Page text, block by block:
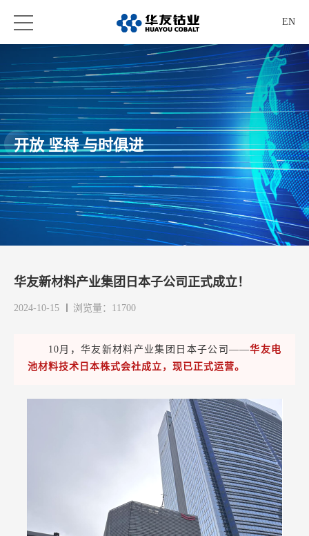
EN
开放 坚持 与时俱进
华友新材料产业集团日本子公司正式成立！
2024-10-15 浏览量：11700
10月，华友新材料产业集团日本子公司——华友电
池材料技术日本株式会社成立，现已正式运营。